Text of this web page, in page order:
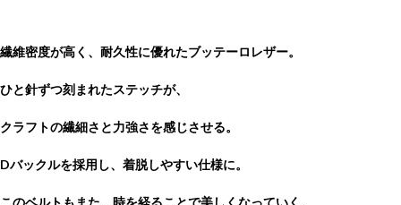
繊維密度が高く、耐久性に優れたブッテーロレザー。
ひと針ずつ刻まれたステッチが、
クラフトの繊細さと力強さを感じさせる。
Dバックルを採用し、着脱しやすい仕様に。